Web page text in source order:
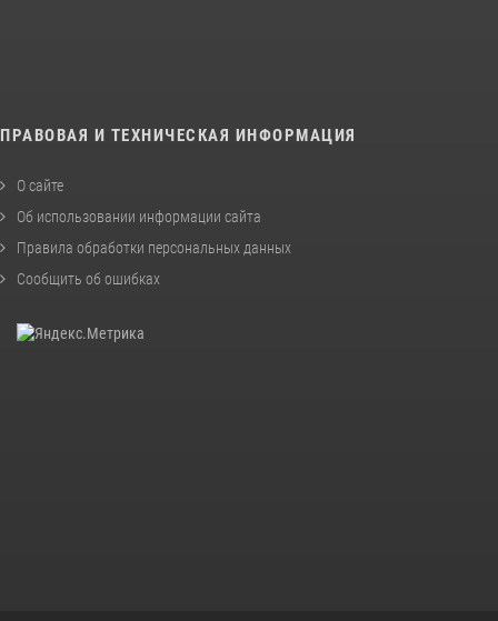
ПРАВОВАЯ И ТЕХНИЧЕСКАЯ ИНФОРМАЦИЯ
О сайте
Об использовании информации сайта
Правила обработки персональных данных
Сообщить об ошибках